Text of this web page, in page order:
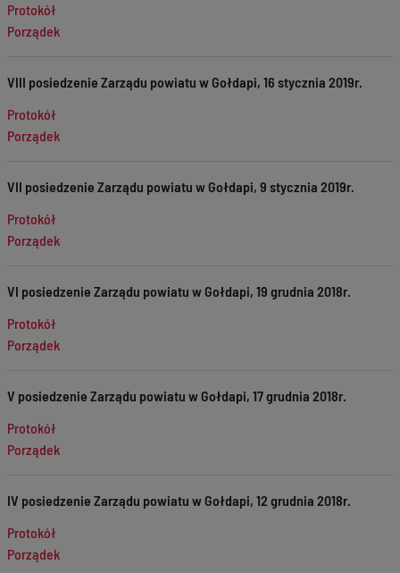
Protokół
Porządek
VIII posiedzenie Zarządu powiatu w Gołdapi, 16 stycznia 2019r.
Protokół
Porządek
VII posiedzenie Zarządu powiatu w Gołdapi, 9 stycznia 2019r.
Protokół
Porządek
VI posiedzenie Zarządu powiatu w Gołdapi, 19 grudnia 2018r.
Protokół
Porządek
V posiedzenie Zarządu powiatu w Gołdapi, 17 grudnia 2018r.
Protokół
Porządek
IV posiedzenie Zarządu powiatu w Gołdapi, 12 grudnia 2018r.
Protokół
Porządek